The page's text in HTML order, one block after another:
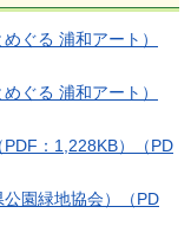
ぐる 浦和アート）
ぐる 浦和アート）
：1,228KB）
（PD
園緑地協会）（PD